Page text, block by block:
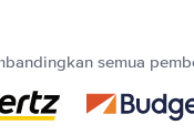
semua